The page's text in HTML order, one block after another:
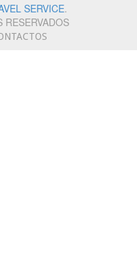
SERVICE.
RESERVADOS